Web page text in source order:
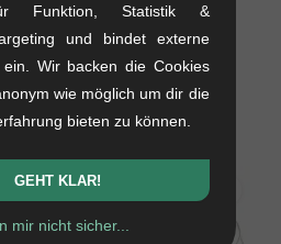
0.12 kg
17.61 EUR
Funktion, Statistik &
und bindet externe
ein. Wir backen die Cookies
wie möglich um dir die
bieten zu können.
GEHT KLAR!
mir nicht sicher...